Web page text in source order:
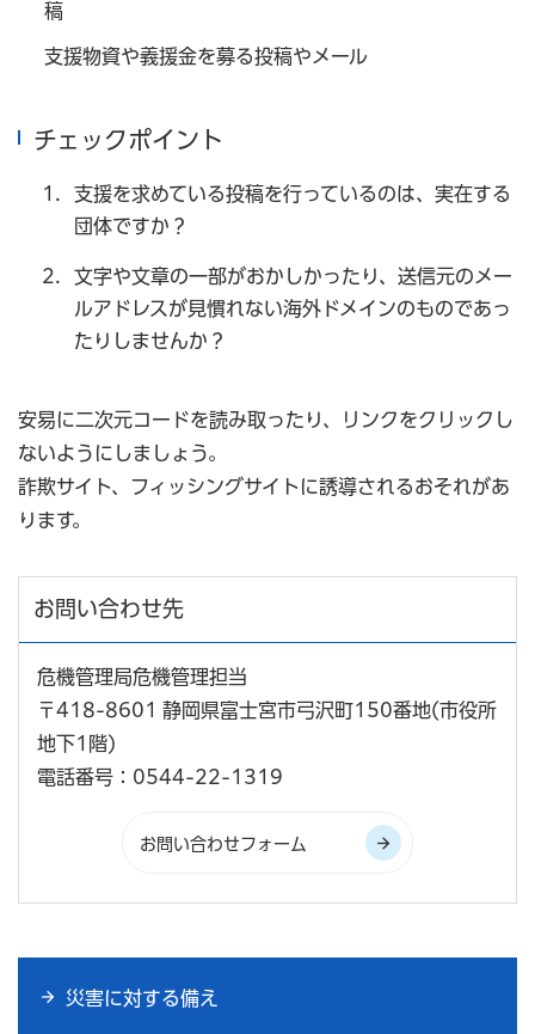
稿
支援物資や義援金を募る投稿やメール
チェックポイント
支援を求めている投稿を行っているのは、実在する
団体ですか？
文字や文章の一部がおかしかったり、送信元のメー
ルアドレスが見慣れない海外ドメインのものであっ
たりしませんか？
安易に二次元コードを読み取ったり、リンクをクリックし
ないようにしましょう。
詐欺サイト、フィッシングサイトに誘導されるおそれがあ
ります。
お問い合わせ先
危機管理局危機管理担当
〒418-8601 静岡県富士宮市弓沢町150番地(市役所
地下1階)
電話番号：0544-22-1319
災害に対する備え